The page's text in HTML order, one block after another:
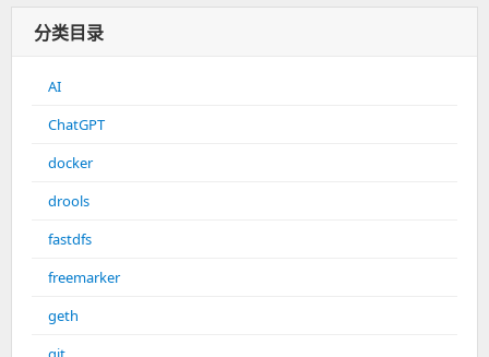
分类目录
AI
ChatGPT
docker
drools
fastdfs
freemarker
geth